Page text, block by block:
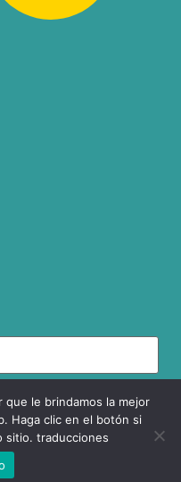
All right reserved.
que le brindamos la mejor
Haga clic en el botón si
sitio. traducciones